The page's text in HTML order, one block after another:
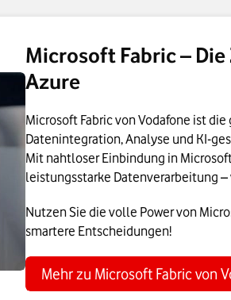
Microsoft Fabric –
Azure
Microsoft Fabric von Vodafone ist
Datenintegration, Analyse und KI-
Mit nahtloser Einbindung in
leistungsstarke Datenverarbeitung
Nutzen Sie die volle Power von
smartere Entscheidungen!
Mehr zu Microsoft Fabric von